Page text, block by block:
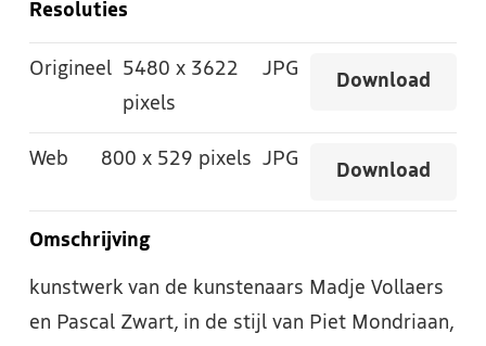
Resoluties
Origineel 5480 x 3622
pixels
JPG
Download
Web 800 x 529 pixels JPG
Download
Omschrijving
kunstwerk van de kunstenaars Madje Vollaers
en Pascal Zwart, in de stijl van Piet Mondriaan,